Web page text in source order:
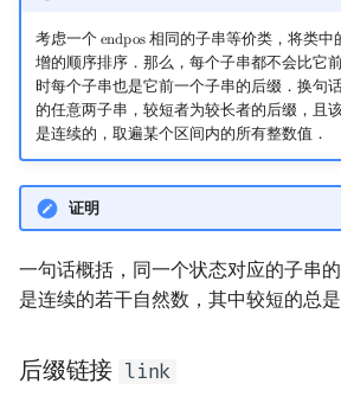
考虑一个 endpos
endpos相同的子串等价类，将类中
增的顺序排序．那么，每个子串都不会比它
时每个子串也是它前一个子串的后缀．换句
的任意两子串，较短者为较长者的后缀，且
是连续的，取遍某个区间内的所有整数值．
证明
一句话概括，同一个状态对应的子串
是连续的若干自然数，其中较短的总
后缀链接 link